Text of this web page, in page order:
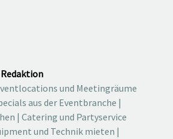
und Meetingräume
aus der Eventbranche |
| Catering und Partyservice
und Technik mieten |